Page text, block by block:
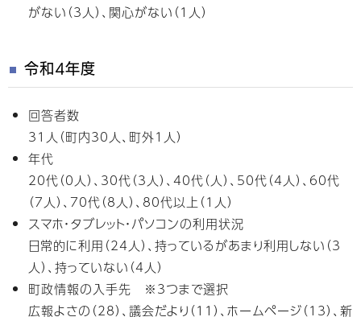
がない（3人）、関心がない（1人）
令和4年度
回答者数
31人（町内30人、町外1人）
年代
20代（0人）、30代（3人）、40代（人）、50代（4人）、60代
（7人）、70代（8人）、80代以上（1人）
スマホ・タブレット・パソコンの利用状況
日常的に利用（24人）、持っているがあまり利用しない（3
人）、持っていない（4人）
町政情報の入手先 ※3つまで選択
広報よさの（28）、議会だより（11）、ホームページ（13）、新